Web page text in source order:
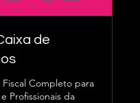
de
Completo para
Profissionais da